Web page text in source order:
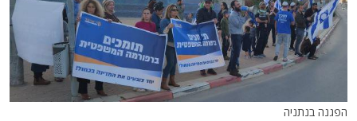
הפגנה בנתניה